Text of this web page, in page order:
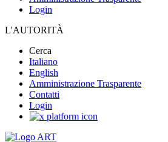
Login
L'AUTORITÀ
Cerca
Italiano
English
Amministrazione Trasparente
Contatti
Login